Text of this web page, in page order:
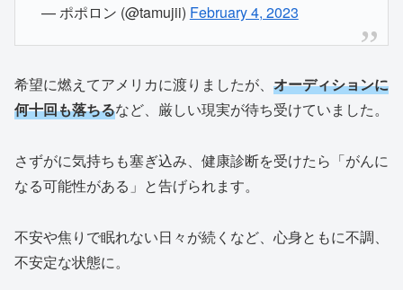
— ポポロン (@tamujii) February 4, 2023
希望に燃えてアメリカに渡りましたが、 オーディションに
何十回も落ちるなど、厳しい現実が待ち受けていました。
さずがに気持ちも塞ぎ込み、健康診断を受けたら「がんに
なる可能性がある」と告げられます。
不安や焦りで眠れない日々が続くなど、心身ともに不調、
不安定な状態に。